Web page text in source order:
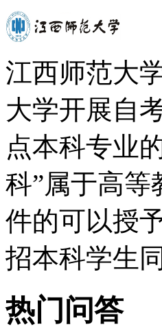
江西师范大
大学开展自
点本科专业
科”属于高
件的可以授
招本科学生
热门问答